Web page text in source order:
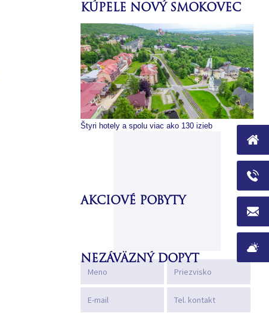
KÚPELE NOVÝ SMOKOVEC
hotely a spolu viac ako 130 izieb Moderné vybavenie a liečebné
AKCIOVÉ POBYTY
NEZÁVÄZNÝ DOPYT